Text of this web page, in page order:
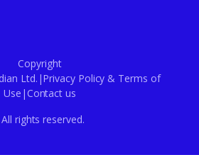
Copyright
Ltd.|Privacy Policy & Terms of
Use | Contact us
rights reserved.